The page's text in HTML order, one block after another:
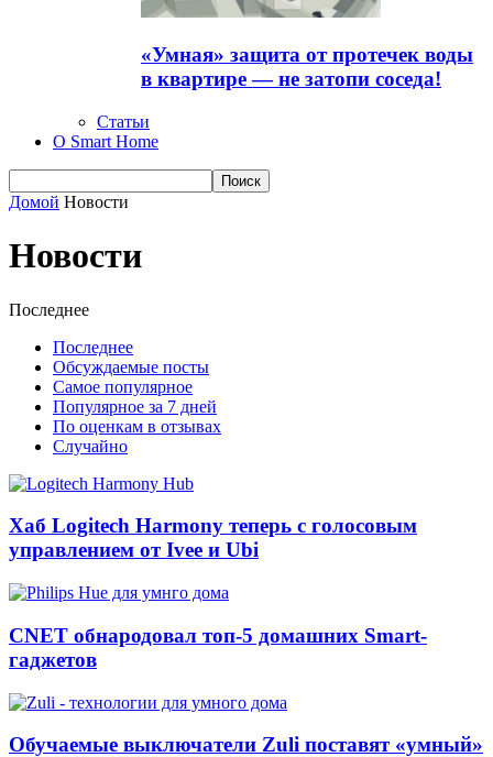
«Умная» защита от протечек воды
в квартире — не затопи соседа!
Статьи
О Smart Home
Домой Новости
Новости
Последнее
Последнее
Обсуждаемые посты
Самое популярное
Популярное за 7 дней
По оценкам в отзывах
Случайно
Хаб Logitech Harmony теперь с голосовым
управлением от Ivee и Ubi
CNET обнародовал топ-5 домашних Smart-
гаджетов
Обучаемые выключатели Zuli поставят «умный»